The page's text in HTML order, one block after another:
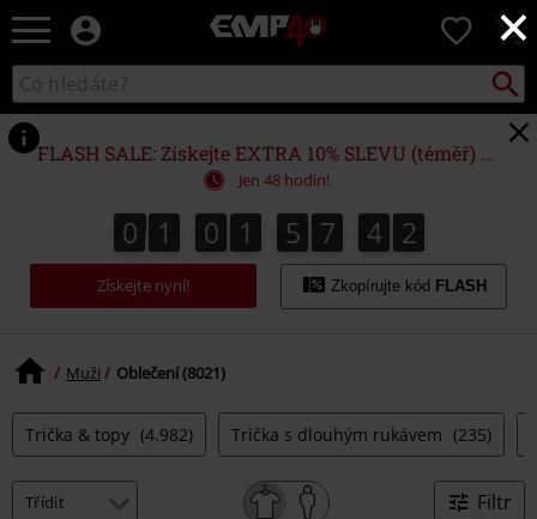
×
EMP
Hudba,
filmy
&
seriály,
Merch
pro
hráče,
Alternativní
0
Katalog
vyhledávání
FLASH SALE: Získejte EXTRA 10% SLEVU (téměř) NA VŠE*
Jen 48 hodin!
0
0 1
1 0
0 1
1 5
5 7
7 4
4 0
1
0
2
1
Získejte nyní! Zkopírujte kód FLASH
Muži Oblečení (8021)
Trička & topy (4.982) Trička s dlouhým rukávem (235)
Filtr